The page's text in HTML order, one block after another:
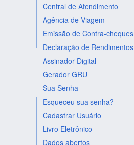
Central de Atendimento
Agência de Viagem
Emissão de Contra-cheques
Declaração de Rendimentos
Assinador Digital
Gerador GRU
Sua Senha
Esqueceu sua senha?
Cadastrar Usuário
Livro Eletrônico
Dados abertos